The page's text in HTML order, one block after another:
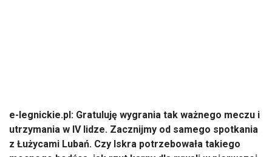
e-legnickie.pl: Gratuluję wygrania tak ważnego meczu i
utrzymania w IV lidze. Zacznijmy od samego spotkania
z Łużycami Lubań. Czy Iskra potrzebowała takiego